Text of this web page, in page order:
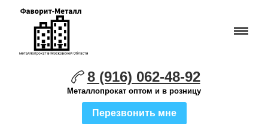
8 (916) 062-48-92
Металлопрокат оптом и в розницу
Перезвонить мне